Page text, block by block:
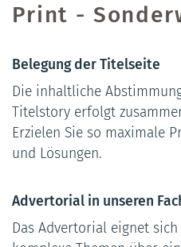
Print -
Belegung der Titelseite
Die inhaltliche
Titelstory erfolgt
Erzielen Sie so maximale
und Lösungen.
Advertorial in unseren
Das Advertorial eignet